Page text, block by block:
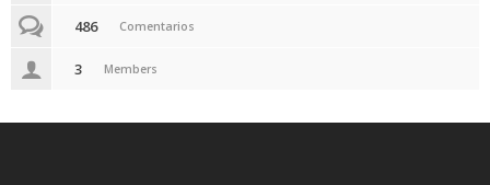
486 Comentarios
3 Members